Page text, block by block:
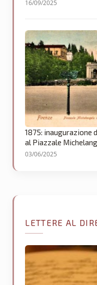
16/09/2025
1875: inaugurazione
al Piazzale
03/06/2025
LETTERE AL